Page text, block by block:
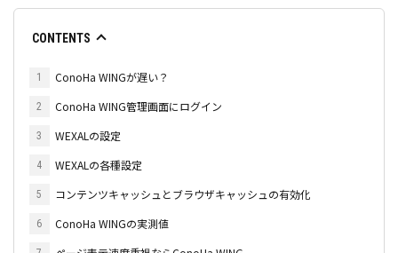
CONTENTS
1 ConoHa WINGが遅い？
2 ConoHa WING管理画面にログイン
3 WEXALの設定
4 WEXALの各種設定
5 コンテンツキャッシュとブラウザキャッシュの有効化
6 ConoHa WINGの実測値